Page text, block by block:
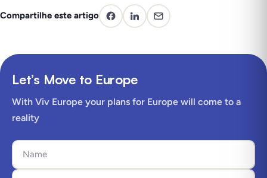
Compartilhe este artigo
Let’s Move to Europe
With Viv Europe your plans for Europe will come to a
reality